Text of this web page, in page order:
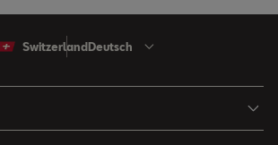
Switzerland Deutsch